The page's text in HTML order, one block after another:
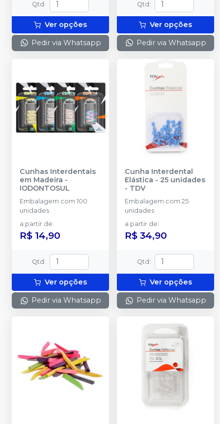
Qtd :
Ver opções
Pedir via Whatsapp
Qtd :
Ver opções
Pedir via Whatsapp
Cunhas Interdentais
em Madeira -
IODONTOSUL
Embalagem com 100
unidades
a partir de:
R$ 14,90
Qtd :
Ver opções
Pedir via Whatsapp
Cunha Interdental
Elástica - 25 unidades
- TDV
Embalagem com 25
unidades
a partir de:
R$ 34,90
Qtd :
Ver opções
Pedir via Whatsapp